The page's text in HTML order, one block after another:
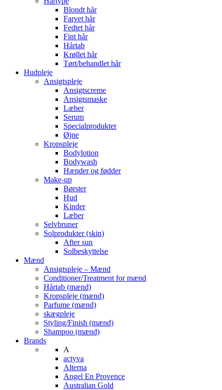
Blondt hår
Farvet hår
Fedtet hår
Fint hår
Hårtab
Krøllet hår
Tørt/behandlet hår
Hudpleje
Ansigtspleje
Ansigtscreme
Ansigtsmaske
Læber
Serum
Specialprodukter
Øjne
Kropspleje
Bodylotion
Bodywash
Hænder og fødder
Make-up
Børster
Hud
Kinder
Læber
Selvbruner
Solprodukter (skin)
After sun
Solbeskyttelse
Mænd
Ansigtspleje – Mænd
Conditioner/Treatment for mænd
Hårtab (mænd)
Kropspleje (mænd)
Parfume (mænd)
skægpleje
Styling/Finish (mænd)
Shampoo (mænd)
Brands
A
actyva
Alterna
Angel En Provence
Australian Gold